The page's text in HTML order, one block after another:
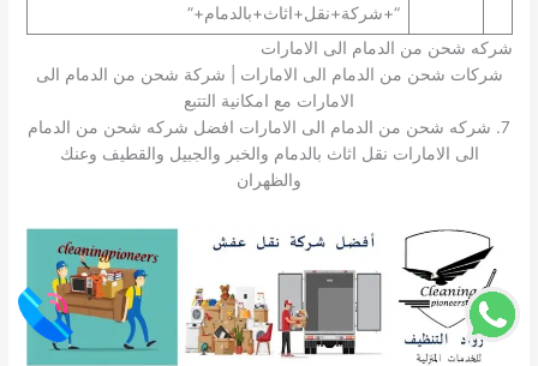
“+شركة+نقل+اثاث+بالدمام+”
شركه شحن من الدمام الى الامارات
شركات شحن من الدمام الى الامارات | شركة شحن من الدمام الى
الامارات مع امكانية التتبع
7. شركه شحن من الدمام الى الامارات افضل شركه شحن من الدمام
الى الامارات نقل اثاث بالدمام والخبر والجبيل والقطيف وعنك
والظهران